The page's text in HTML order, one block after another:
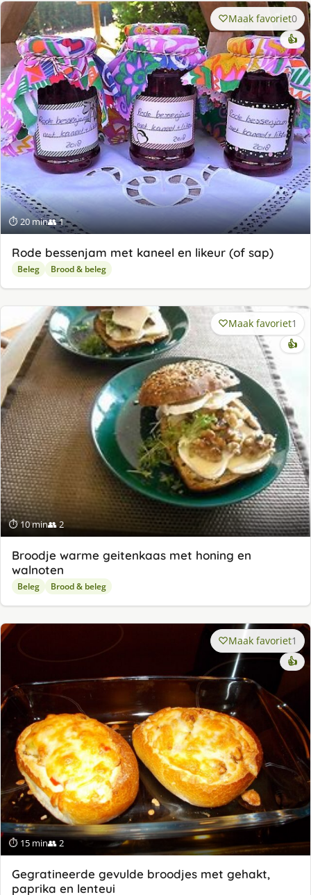
⏱ 20 min👥 1
Maak favoriet0
👍
Rode bessenjam met kaneel en likeur (of sap)
Beleg Brood & beleg
⏱ 10 min👥 2
Maak favoriet1
👍
Broodje warme geitenkaas met honing en
walnoten
Beleg Brood & beleg
⏱ 15 min👥 2
Maak favoriet1
👍
Gegratineerde gevulde broodjes met gehakt,
paprika en lenteui